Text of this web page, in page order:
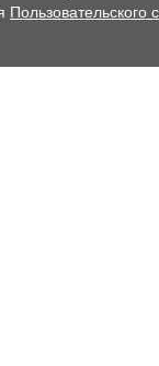
Пользовательского